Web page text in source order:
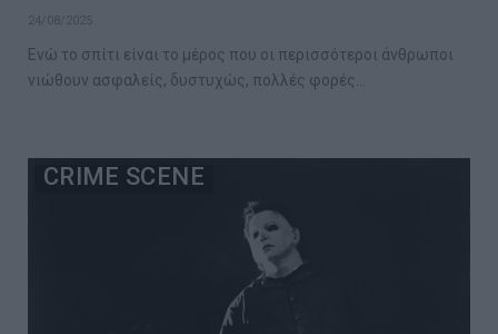
24/08/2025
Ενώ το σπίτι είναι το μέρος που οι περισσότεροι άνθρωποι
νιώθουν ασφαλείς, δυστυχώς, πολλές φορές…
CRIME SCENE